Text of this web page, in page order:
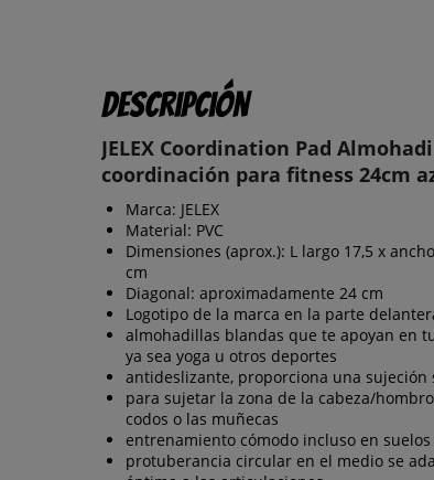
Descripción
JELEX Coordination Pad
coordinación para fitness 24cm
Marca: JELEX
Material: PVC
Dimensiones (aprox.): L largo 17,5 x
cm
Diagonal: aproximadamente 24 cm
Logotipo de la marca en la parte
almohadillas blandas que te apoyan en
ya sea yoga u otros deportes
antideslizante, proporciona una sujeción
para sujetar la zona de la cabeza/
codos o las muñecas
entrenamiento cómodo incluso en
protuberancia circular en el medio se